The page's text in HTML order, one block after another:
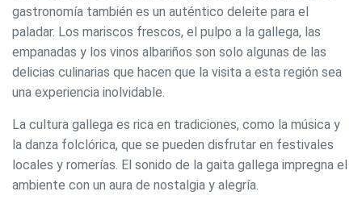
gastronomía también es un auténtico deleite para el
paladar. Los mariscos frescos, el pulpo a la gallega, las
empanadas y los vinos albariños son solo algunas de las
delicias culinarias que hacen que la visita a esta región sea
una experiencia inolvidable.
La cultura gallega es rica en tradiciones, como la música y
la danza folclórica, que se pueden disfrutar en festivales
locales y romerías. El sonido de la gaita gallega impregna el
ambiente con un aura de nostalgia y alegría.